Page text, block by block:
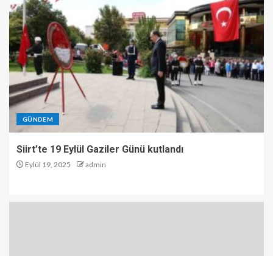
GÜNDEM
Siirt’te 19 Eylül Gaziler Günü kutlandı
Eylül 19, 2025 admin